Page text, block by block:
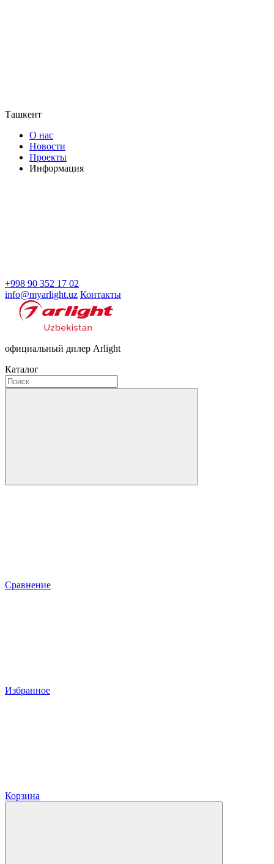
Ташкент
О нас
Новости
Проекты
Информация
+998 90 352 17 02
info@myarlight.uz Контакты
официальный дилер Arlight
Каталог
Сравнение
Избранное
Корзина